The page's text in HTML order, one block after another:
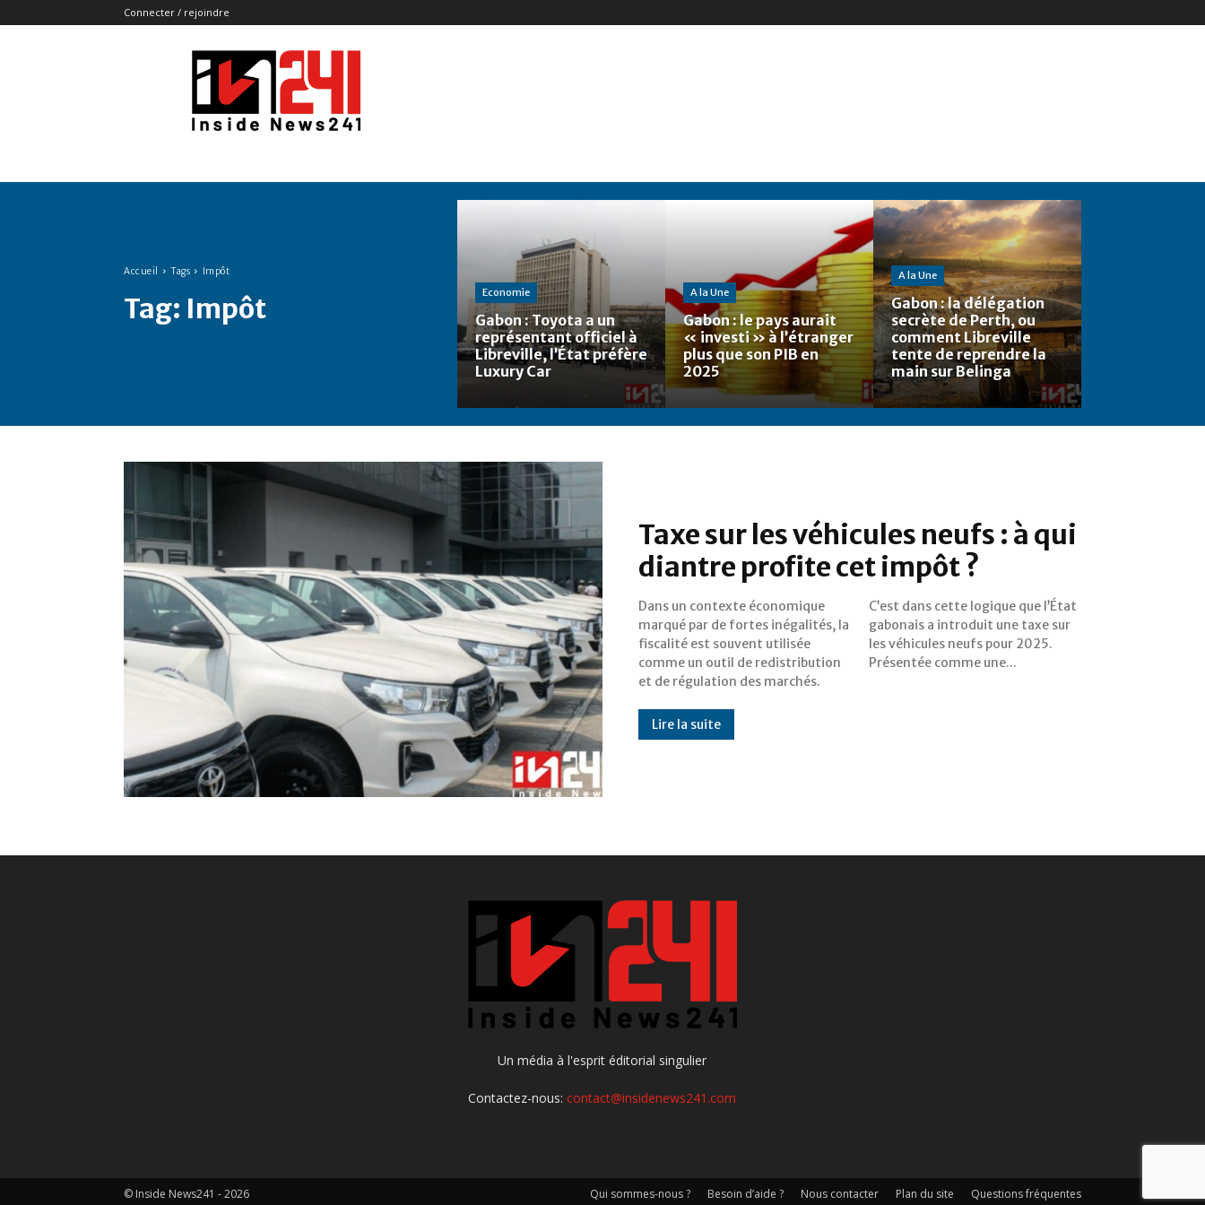
Connecter / rejoindre
Insidenews241
Accueil Tags Impôt
Tag: Impôt Economie
Gabon : Toyota a un
représentant officiel à
Libreville, l’État préfère
Luxury Car
A la Une
Gabon : le pays aurait
« investi » à l’étranger
plus que son PIB en
2025
A la Une
Gabon : la délégation
secrète de Perth, ou
comment Libreville
tente de reprendre la
main sur Belinga
Taxe sur les véhicules neufs : à qui
diantre profite cet impôt ?
Dans un contexte économique
marqué par de fortes inégalités, la
fiscalité est souvent utilisée
comme un outil de redistribution
et de régulation des marchés.
C’est dans cette logique que l’État
gabonais a introduit une taxe sur
les véhicules neufs pour 2025.
Présentée comme une...
Lire la suite
Un média à l'esprit éditorial singulier
Contactez-nous:contact@insidenews241.com
Qui sommes-nous ? Besoin d’aide ? Nous contacter Plan du site Questions fréquentes
© Inside News241 - 2026